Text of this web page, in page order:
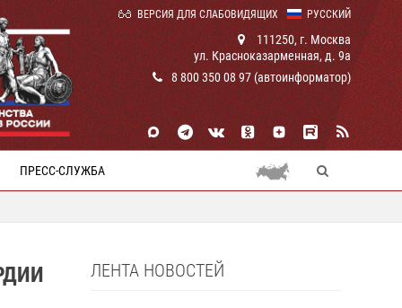
РУССКИЙ
ВЕРСИЯ ДЛЯ СЛАБОВИДЯЩИХ
111250, г. Москва
ул. Красноказарменная, д. 9а
8 800 350 08 97 (автоинформатор)
ПРЕСС-СЛУЖБА
ЛЕНТА НОВОСТЕЙ